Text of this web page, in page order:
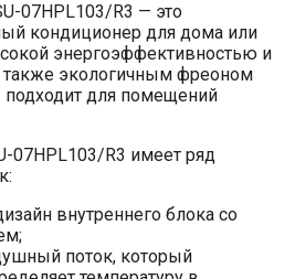
07HPL103/R3 — это
кондиционер для дома или
энергоэффективностью и
экологичным фреоном
подходит для помещений
07HPL103/R3 имеет ряд
внутреннего блока со
поток, который